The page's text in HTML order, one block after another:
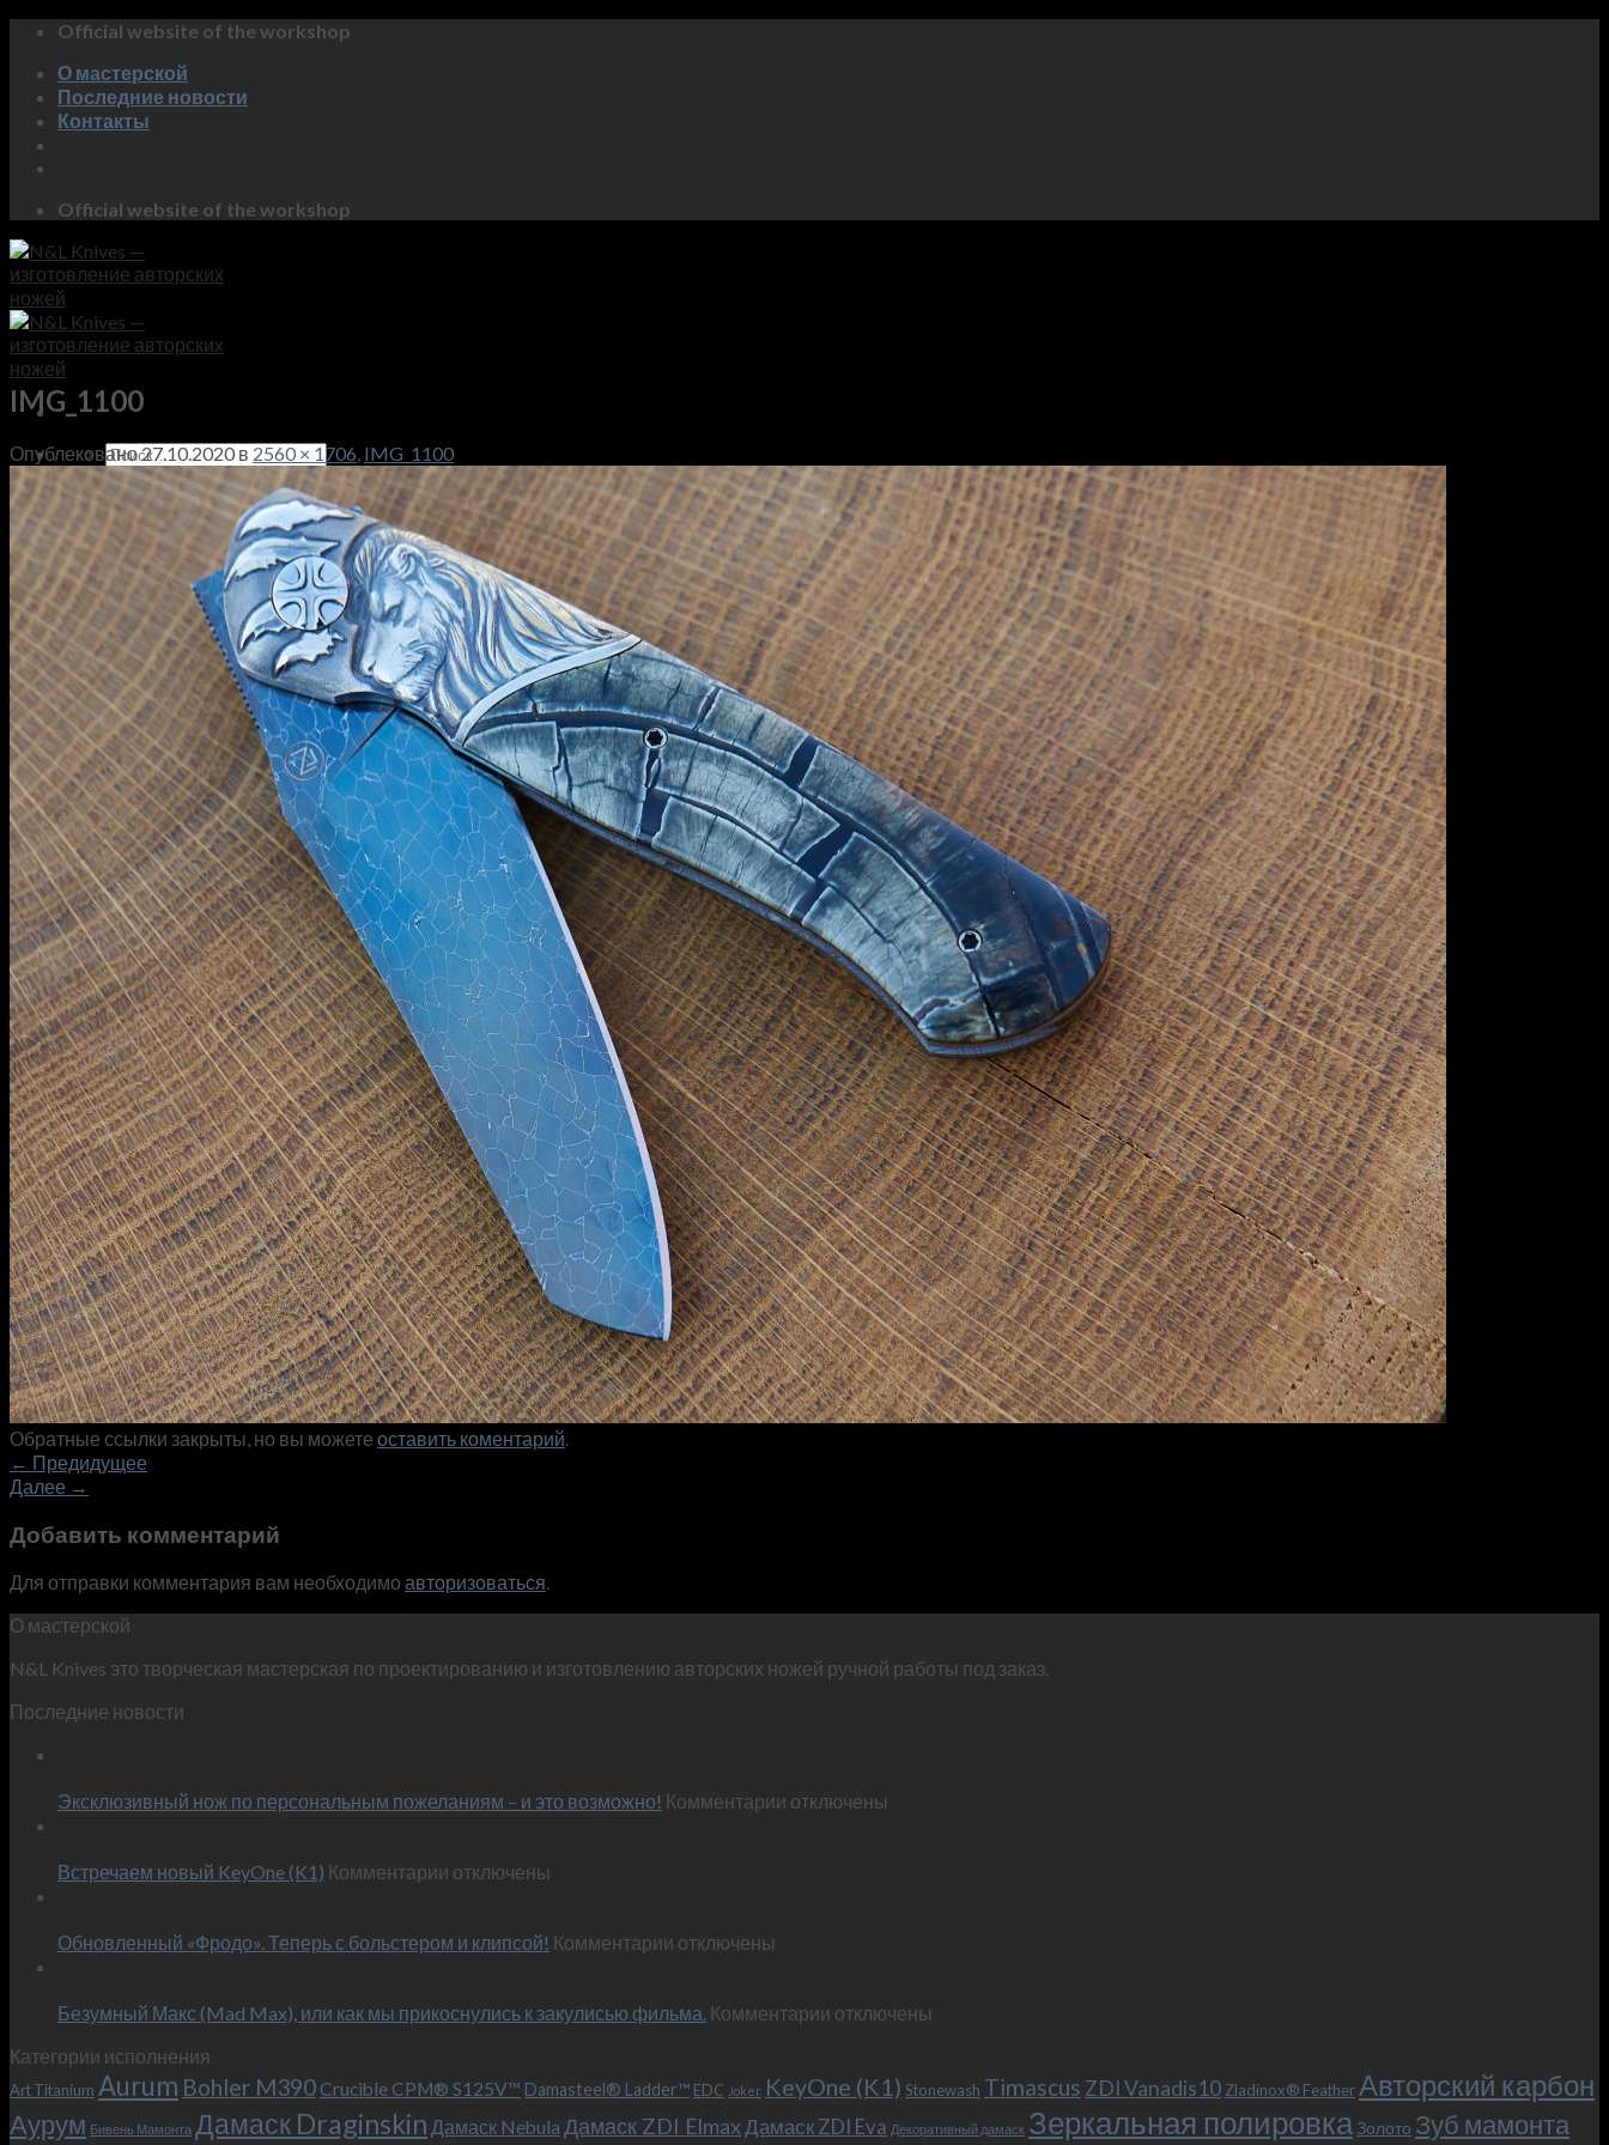
Skip
content
Official website of the workshop
О мастерской
Последние новости
Контакты
Official website of the workshop
Искать:
Магазин
Коллекция
Информация
Уход и обслуживание
О мастерской
Контакты
Гарантия
English
RUB 0
Корзина пуста.
Корзина
Корзина пуста.
IMG_1100
Опублековано27.10.2020 в 2560 × 1706, IMG_1100
Обратные ссылки закрыты, но вы можете оставить коментарий.
← Предидущее
Далее →
Добавить комментарий
Для отправки комментария вам необходимо авторизоваться.
О мастерской
N&L Knives это творческая мастерская по проектированию и изготовлению авторских ножей ручной работы под заказ.
Последние новости
Эксклюзивный нож по персональным пожеланиям – и это возможно! Комментарии к
это
отключены
Встречаем новый KeyOne (K1) Комментарии к
новый
отключены
Обновленный «Фродо». Теперь с больстером и клипсой! Комментарии к
«Фродо».
больстером
клипсой!
отключены
Безумный Макс (Mad Max), или как мы прикоснулись к закулисью фильма. Комментарии к
Макс
Max),
отключены
Категории исполнения
Art Titanium Aurum Bohler M390Crucible CPM® S125V™ Damasteel® Ladder™ EDC Joker KeyOne (K1) Stonewash Timascus ZDI Vanadis10 Zladinox® FeatherАвторский карбон
Аурум Бивень Мамонта Дамаск Draginskin Дамаск Nebula Дамаск ZDI ElmaxДамаск ZDI Eva Декоративный дамаск Зеркальная полировка Золото Зуб мамонта